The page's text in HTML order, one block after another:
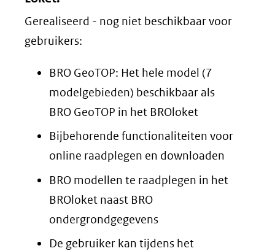
Gerealiseerd - nog niet beschikbaar voor
gebruikers:
BRO GeoTOP: Het hele model (7
modelgebieden) beschikbaar als
BRO GeoTOP in het BROloket
Bijbehorende functionaliteiten voor
online raadplegen en downloaden
BRO modellen te raadplegen in het
BROloket naast BRO
ondergrondgegevens
De gebruiker kan tijdens het